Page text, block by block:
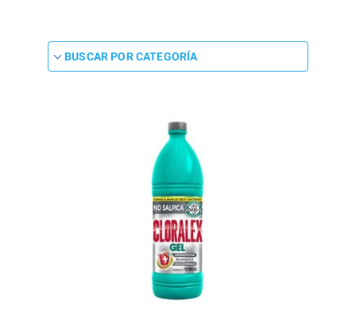
BUSCAR POR CATEGORÍA